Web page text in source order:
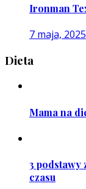
Ironman
7 maja, 2025
Dieta
Mama na
3 podstawy
czasu